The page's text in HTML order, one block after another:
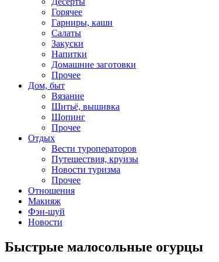
Горячее
Гарниры, каши
Салаты
Закуски
Напитки
Домашние заготовки
Прочее
Дом, быт
Вязание
Шитьё, вышивка
Шопинг
Прочее
Отдых
Вести туроператоров
Путешествия, круизы
Новости туризма
Прочее
Отношения
Макияж
Фэн-шуй
Новости
Быстрые малосольные огурцы